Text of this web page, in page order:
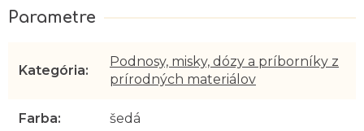
Kategória:
Podnosy, misky, dózy a príborníky z
prírodných materiálov
Farba: šedá